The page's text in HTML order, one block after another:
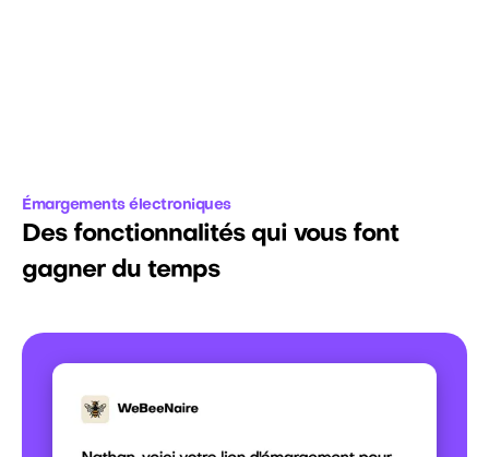
Émargements électroniques
Des fonctionnalités qui vous font
gagner du temps